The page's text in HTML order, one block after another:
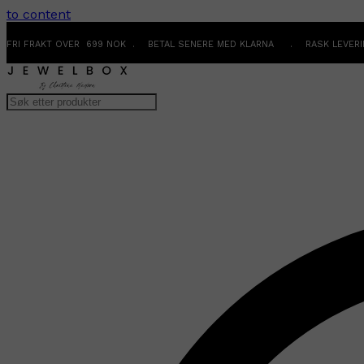
to content
FRI FRAKT OVER 699 NOK . BETAL SENERE MED KLARNA . RASK